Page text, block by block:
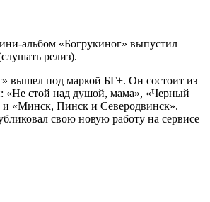
альбом «Богрукиног» выпустил
релиз).
вышел под маркой БГ+. Он состоит из
«Не стой над душой, мама», «Черный
и «Минск, Пинск и Северодвинск».
свою новую работу на сервисе